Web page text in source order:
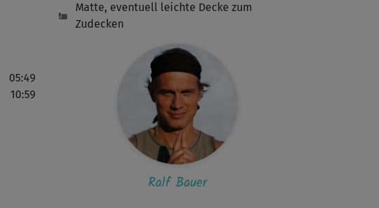
05:49
10:59
Matte, eventuell leichte Decke zum
Zudecken
Ralf Bauer